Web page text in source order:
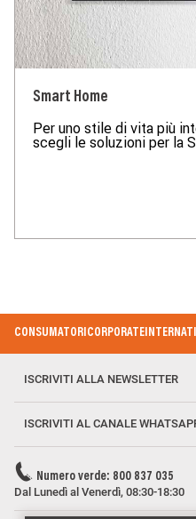
norme elaborate dal Comitato
base di quanto sopra tali
prescrizioni del Decreto
Smart Home
Per uno stile di vita più
scegli le soluzioni per la
Footer Menu
CONSUMATORICORPORATE
ISCRIVITI ALLA NEWSLETTER
ISCRIVITI AL CANALE
Numero verde: 800 837 035
Dal Lunedì al Venerdì, 08:30-18:30